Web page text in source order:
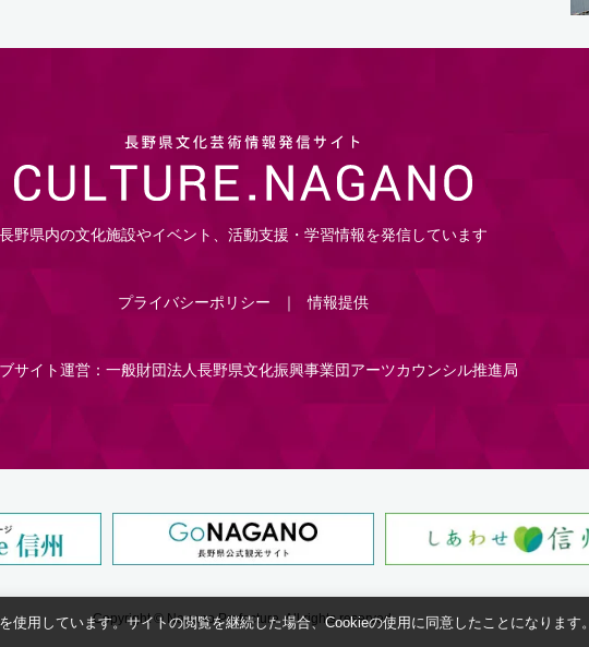
長野県内の文化施設やイベント、活動支援・学習情報を発信しています
プライバシーポリシー 情報提供
サイト運営：一般財団法人長野県文化振興事業団アーツカウンシル推進局
Copyright © Nagano Prefecture.All rights reserved.
用しています。サイトの閲覧を継続した場合、Cookieの使用に同意したことになります。